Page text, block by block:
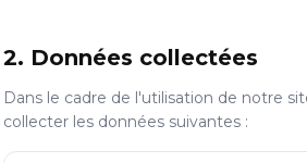
2. Données collectées
Dans le cadre de l'utilisation de notre
collecter les données suivantes :